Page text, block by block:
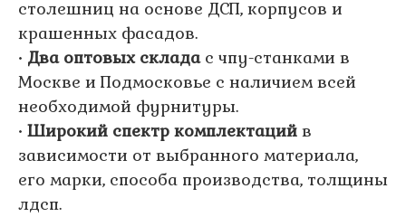
столешниц на основе ДСП, корпусов и
крашенных фасадов.
• Два оптовых склада с чпу-станками в
Москве и Подмосковье с наличием всей
необходимой фурнитуры.
• Широкий спектр комплектаций в
зависимости от выбранного материала,
его марки, способа производства, толщины
лдсп.